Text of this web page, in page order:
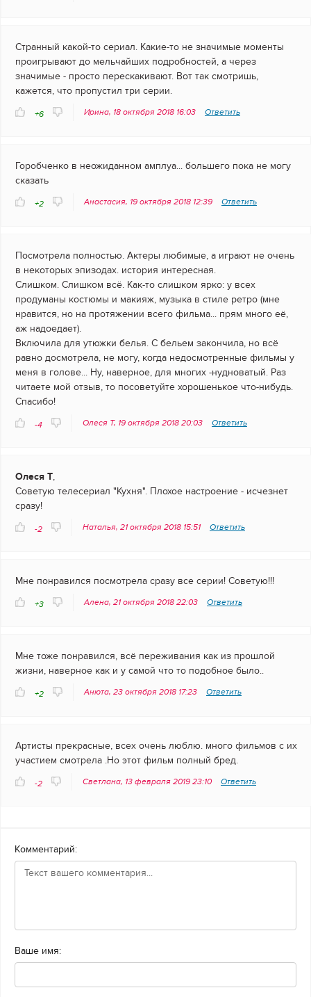
Странный какой-то сериал. Какие-то не значимые моменты
проигрывают до мельчайших подробностей, а через
значимые - просто перескакивают. Вот так смотришь,
кажется, что пропустил три серии.
+6 Ирина, 18 октября 2018 16:03 Ответить
Горобченко в неожиданном амплуа... большего пока не могу
сказать
+2 Анастасия, 19 октября 2018 12:39 Ответить
Посмотрела полностью. Актеры любимые, а играют не очень
в некоторых эпизодах. история интересная.
Слишком. Слишком всё. Как-то слишком ярко: у всех
продуманы костюмы и макияж, музыка в стиле ретро (мне
нравится, но на протяжении всего фильма... прям много её,
аж надоедает).
Включила для утюжки белья. С бельем закончила, но всё
равно досмотрела, не могу, когда недосмотренные фильмы у
меня в голове... Ну, наверное, для многих -нудноватый. Раз
читаете мой отзыв, то посоветуйте хорошенькое что-нибудь.
Спасибо!
-4 Олеся Т, 19 октября 2018 20:03 Ответить
Олеся Т,
Советую телесериал "Кухня". Плохое настроение - исчезнет
сразу!
-2 Наталья, 21 октября 2018 15:51 Ответить
Мне понравился посмотрела сразу все серии! Советую!!!
+3 Алена, 21 октября 2018 22:03 Ответить
Мне тоже понравился, всё переживания как из прошлой
жизни, наверное как и у самой что то подобное было..
+2 Анюта, 23 октября 2018 17:23 Ответить
Артисты прекрасные, всех очень люблю. много фильмов с их
участием смотрела .Но этот фильм полный бред.
-2 Светлана, 13 февраля 2019 23:10 Ответить
Комментарий:
Ваше имя: